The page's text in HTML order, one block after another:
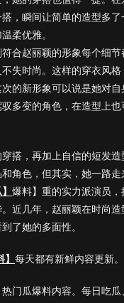
，瞬间让简单的造型多
柔优雅。
合赵丽颖的形象每个细
失时尚。这样的穿衣风
的新形象可以说是她对
多变的角色，在造型上
搭，再加上自信的短发
角色，但其实，她一路
爆料】重的实力派演员
近几年，赵丽颖在时尚
了她的多面性。
】 每天都有新鲜内容更新。
门瓜爆料内容。每日吃